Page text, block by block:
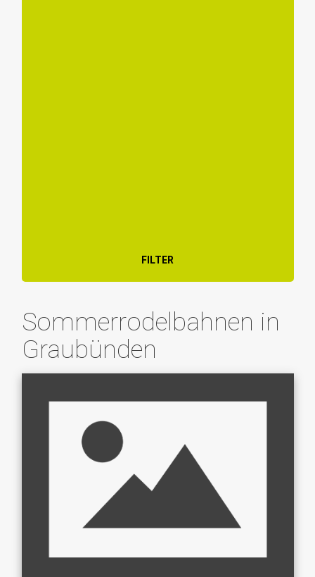
FILTER
Sommerrodelbahnen in
Graubünden